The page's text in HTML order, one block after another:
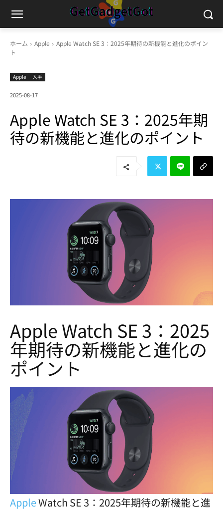
ホーム Apple
Apple Watch SE 3：2025年期待の新機能と進化のポイン
ト
Apple 入手
2025-08-17
Apple Watch SE 3：2025年期
待の新機能と進化のポイント
Apple Watch SE 3：2025
年期待の新機能と進化の
ポイント
AppleWatch SE 3：2025年期待の新機能と進